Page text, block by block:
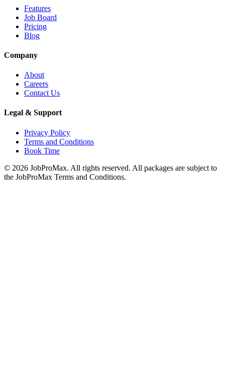
Features
Job Board
Pricing
Blog
Company
About
Careers
Contact Us
Legal & Support
Privacy Policy
Terms and Conditions
Book Time
© 2026 JobProMax. All rights reserved. All packages are subject to
the JobProMax Terms and Conditions.